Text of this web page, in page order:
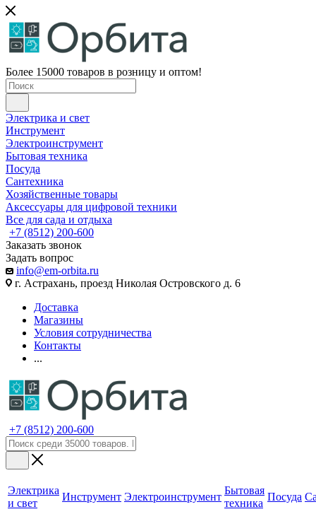
Более 15000 товаров в розницу и оптом!
Электрика и свет
Инструмент
Электроинструмент
Бытовая техника
Посуда
Сантехника
Хозяйственные товары
Аксессуары для цифровой техники
Все для сада и отдыха
+7 (8512) 200-600
Заказать звонок
Задать вопрос
info@em-orbita.ru
г. Астрахань, проезд Николая Островского д. 6
Доставка
Магазины
Условия сотрудничества
Контакты
...
+7 (8512) 200-600
Электрика
и свет
Инструмент Электроинструмент
Бытовая
техника
Посуда